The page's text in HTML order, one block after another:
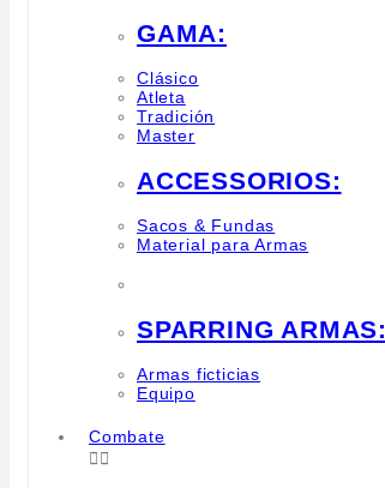
GAMA:
Clásico
Atleta
Tradición
Master
ACCESSORIOS:
Sacos & Fundas
Material para Armas
SPARRING ARMAS:
Armas ficticias
Equipo
Combate
